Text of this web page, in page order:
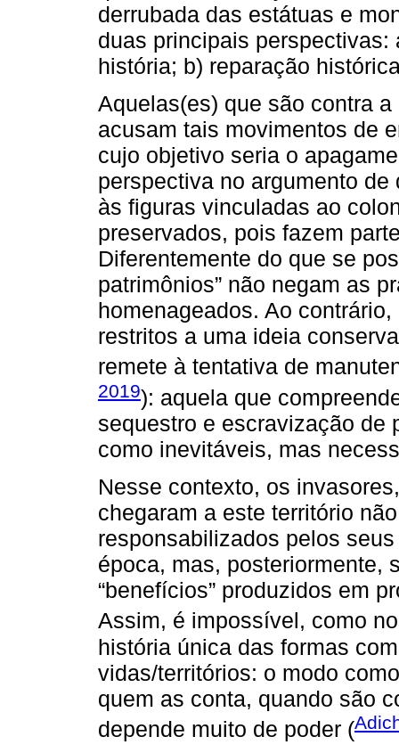
derrubada das estátuas e
duas principais
história; b) reparação
Aquelas(es) que são contra
acusam tais movimentos de
cujo objetivo seria o
perspectiva no argumento
às figuras vinculadas ao
preservados, pois fazem
Diferentemente do que se
patrimônios” não negam as
homenageados. Ao
restritos a uma ideia
remete à tentativa de
2019): aquela que
sequestro e escravização de
como inevitáveis, mas
Nesse contexto, os
chegaram a este território
responsabilizados pelos
época, mas, posteriormente,
“benefícios” produzidos em
Assim, é impossível, como
história única das formas
vidas/territórios: o modo
quem as conta, quando são
depende muito de poder (